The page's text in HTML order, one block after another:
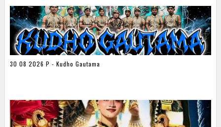
30 08 2026 P - Kudho Gautama